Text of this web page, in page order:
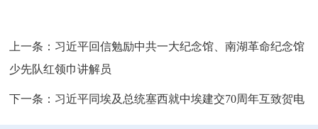
上一条： 习近平回信勉励中共一大纪念馆、南湖革命纪念馆
少先队红领巾讲解员
下一条： 习近平同埃及总统塞西就中埃建交70周年互致贺电